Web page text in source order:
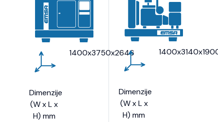
Dimenzije
(W x L x
H) mm
1400x3750x2646
Dimenzije
(W x L x
H) mm